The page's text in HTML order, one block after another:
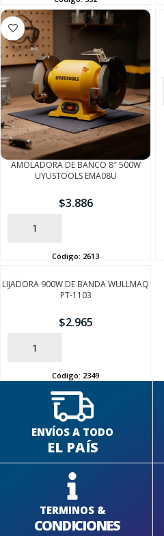
AMOLADORA DE BANCO 8″ 500W
UYUSTOOLS EMA08U
$3.886
AÑADIR
Código: 2613
LIJADORA 900W DE BANDA WULLMAQ
PT-1103
$2.965
AÑADIR
Código: 2349
ENVÍOS A TODO
EL PAÍS
TERMINOS &
CONDICIONES